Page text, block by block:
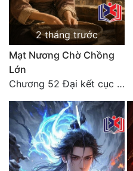
Trọng Sinh
Tu Chân
Tu Tiên
Vô Địch
Võ Hiệp
Võng Du
2 tháng trước
Mạt Nương Chờ Chồng
Lớn
Chương 52 Đại kết cục (2)